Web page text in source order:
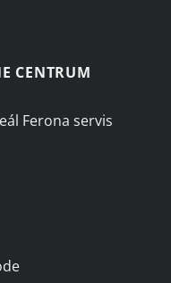
CENTRUM
Ferona servis